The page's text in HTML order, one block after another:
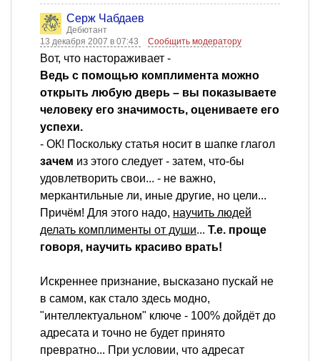
Серж Чабдаев
Дебютант
13 декабря 2007 в 07:43
Сообщить модератору
Вот, что настораживает -
Ведь с помощью комплимента можно
открыть любую дверь – вы показываете
человеку его значимость, оцениваете его
успехи.
- ОК! Поскольку статья носит в шапке глагол
зачем из этого следует - затем, что-бы
удовлетворить свои... - не важно,
меркантильные ли, иные другие, но цели...
Причём! Для этого надо, научить людей
делать комплименты от души... Т.е. проще
говоря, научить красиво врать!
Искреннее признание, высказано пускай не
в самом, как стало здесь модно,
"интеллектуальном" ключе - 100% дойдёт до
адресата и точно не будет принято
превратно... При условии, что адресат